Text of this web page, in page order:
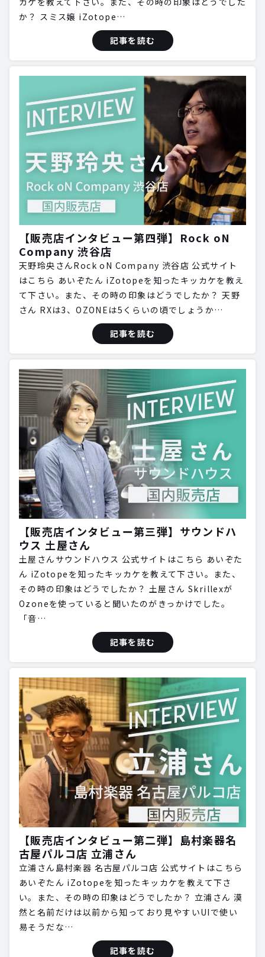
か？ スミス嬢 iZotope…
記事を読む
【販売店インタビュー第四弾】Rock oN
Company 渋谷店
天野玲央さんRock oN Company 渋谷店 公式サイト
はこちら あいぞたん iZotopeを知ったキッカケを教え
て下さい。また、その時の印象はどうでしたか？ 天野
さん RXは3、OZONEは5くらいの頃でしょうか…
記事を読む
【販売店インタビュー第三弾】サウンドハ
ウス 土屋さん
土屋さんサウンドハウス 公式サイトはこちら あいぞた
ん iZotopeを知ったキッカケを教えて下さい。また、
その時の印象はどうでしたか？ 土屋さん Skrillexが
Ozoneを使っていると聞いたのがきっかけでした。
「音…
記事を読む
【販売店インタビュー第二弾】島村楽器名
古屋パルコ店 立浦さん
立浦さん島村楽器 名古屋パルコ店 公式サイトはこちら
あいぞたん iZotopeを知ったキッカケを教えて下さ
い。また、その時の印象はどうでしたか？ 立浦さん 漠
然と名前だけは以前から知っており見やすいUIで使い
易そうだな…
記事を読む